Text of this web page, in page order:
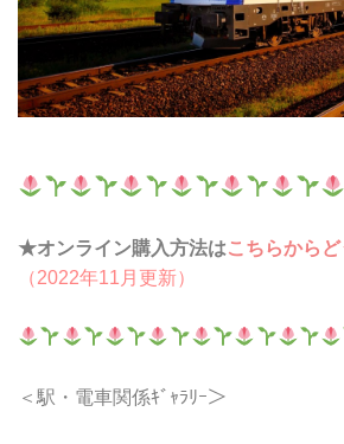
★オンライン購入方法はこちらからど
（2022年11月更新）
＜駅・電車関係ｷﾞｬﾗﾘｰ＞